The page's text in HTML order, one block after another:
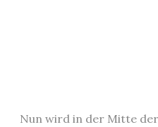
Nun wird in der Mitte